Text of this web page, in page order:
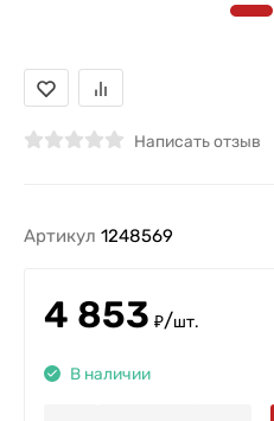
Написать отзыв
Артикул 1248569
4 853 ₽/шт.
В наличии